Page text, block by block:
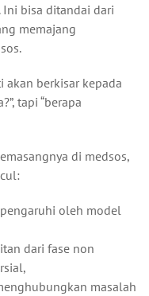
bisa ditandai dari
memajang
akan berkisar kepada
tapi “berapa
di medsos,
oleh model
dari fase non
masalah